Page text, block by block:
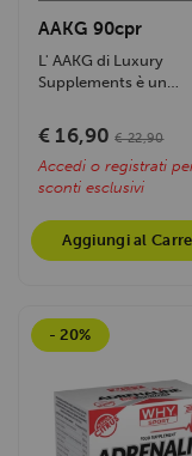
AAKG 90cpr
L' AAKG di Luxury
Supplements è un
puro ad alta...
€ 16,90 € 22,90
Accedi o registrati
sconti esclusivi
Aggiungi al
- 20%